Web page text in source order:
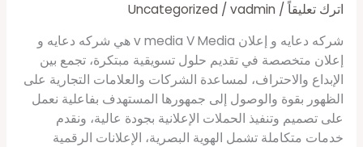
اترك تعليقاً /
Uncategorized /vadmin
شركه دعايه و إعلان v media V Media هي شركه دعايه و
إعلان متخصصة في تقديم حلول تسويقية مبتكرة، تجمع بين
الإبداع والاحتراف، لمساعدة الشركات والعلامات التجارية على
الظهور بقوة والوصول إلى جمهورها المستهدف بفاعلية نعمل
على تصميم وتنفيذ الحملات الإعلانية بجودة عالية، ونقدم
خدمات متكاملة تشمل الهوية البصرية، الإعلانات الرقمية